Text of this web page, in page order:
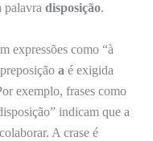
palavra disposição.
expressões como “à
a é exigida
exemplo, frases como
indicam que a
A crase é